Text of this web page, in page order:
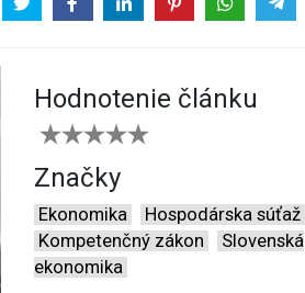
Hodnotenie článku
Značky
Ekonomika
Hospodárska súťaž
Kompetenčný zákon
Slovenská
ekonomika